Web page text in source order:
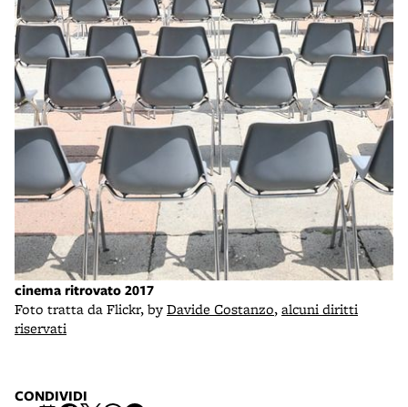
cinema ritrovato 2017
Foto tratta da Flickr, byDavide Costanzo,alcuni diritti
riservati
CONDIVIDI